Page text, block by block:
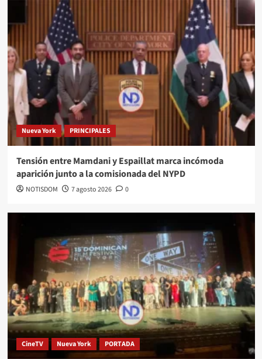
Nueva York PRINCIPALES
Tensión entre Mamdani y Espaillat marca incómoda
aparición junto a la comisionada del NYPD
NOTISDOM 7 agosto 2026 0
CineTV Nueva York PORTADA